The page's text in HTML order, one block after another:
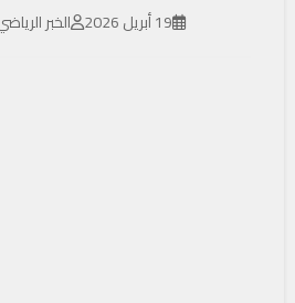
19 أبريل 2026 الخبر